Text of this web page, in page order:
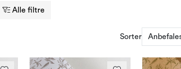
Alle filtre
Sorter